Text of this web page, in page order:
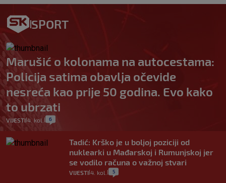
SPORT
Marušić o kolonama na autocestama:
Policija satima obavlja očevide
nesreća kao prije 50 godina. Evo kako
to ubrzati
VIJESTI 4. kol. 6
Tadić: Krško je u boljoj poziciji od
nuklearki u Mađarskoj i Rumunjskoj jer
se vodilo računa o važnoj stvari
VIJESTI 4. kol. 5